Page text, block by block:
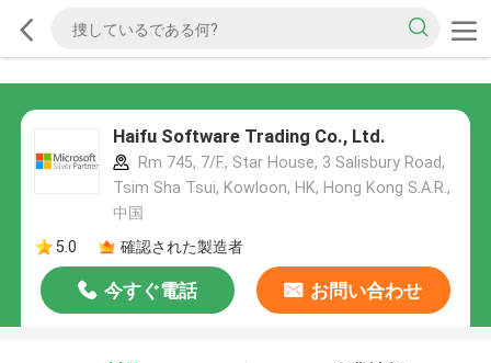
Haifu Software Trading Co., Ltd.
Rm 745, 7/F., Star House, 3 Salisbury Road,
Tsim Sha Tsui, Kowloon, HK, Hong Kong S.A.R.,
中国
5.0
確認された製造者
今すぐ電話 お問い合わせ